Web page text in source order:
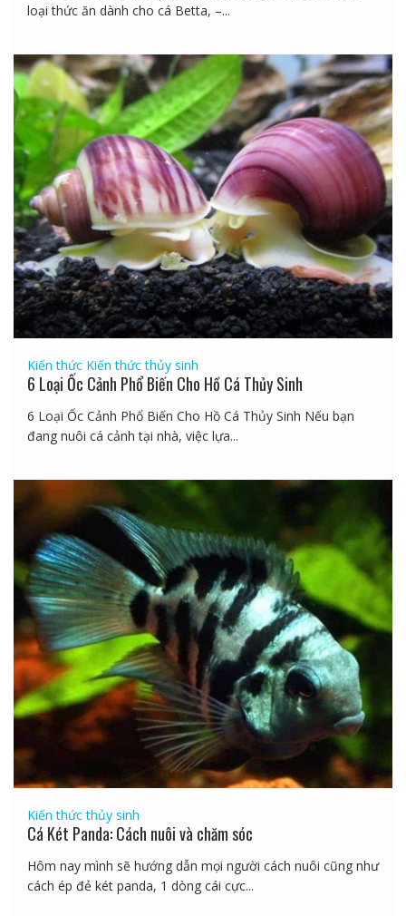
loại thức ăn dành cho cá Betta, –...
Kiến thức Kiến thức thủy sinh
6 Loại Ốc Cảnh Phổ Biến Cho Hồ Cá Thủy Sinh
6 Loại Ốc Cảnh Phổ Biến Cho Hồ Cá Thủy Sinh Nếu bạn
đang nuôi cá cảnh tại nhà, việc lựa...
Kiến thức thủy sinh
Cá Két Panda: Cách nuôi và chăm sóc
Hôm nay mình sẽ hướng dẫn mọi người cách nuôi cũng như
cách ép đẻ két panda, 1 dòng cái cực...